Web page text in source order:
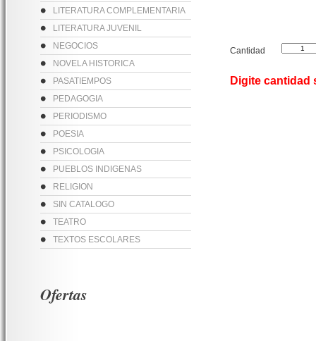
LITERATURA COMPLEMENTARIA
LITERATURA JUVENIL
NEGOCIOS
NOVELA HISTORICA
PASATIEMPOS
PEDAGOGIA
PERIODISMO
POESIA
PSICOLOGIA
PUEBLOS INDIGENAS
RELIGION
SIN CATALOGO
TEATRO
TEXTOS ESCOLARES
Cantidad
Digite
Ofertas